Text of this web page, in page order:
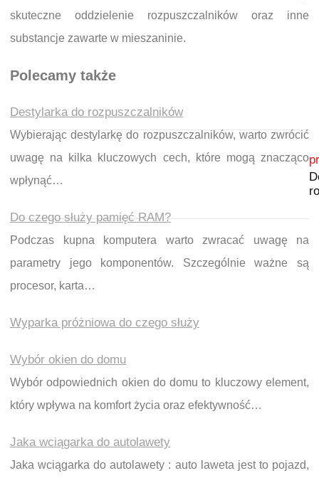
skuteczne oddzielenie rozpuszczalników oraz inne
substancje zawarte w mieszaninie.
Polecamy także
Destylarka do rozpuszczalników
Wybierając destylarkę do rozpuszczalników, warto zwrócić
uwagę na kilka kluczowych cech, które mogą znacząco
wpłynąć…
Do czego służy pamięć RAM?
Podczas kupna komputera warto zwracać uwagę na
parametry jego komponentów. Szczególnie ważne są
procesor, karta…
Wyparka próżniowa do czego służy
Wybór okien do domu
Wybór odpowiednich okien do domu to kluczowy element,
który wpływa na komfort życia oraz efektywność…
Jaka wciągarka do autolawety
Jaka wciągarka do autolawety : auto laweta jest to pojazd,
Nawigacja wpisu